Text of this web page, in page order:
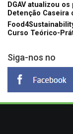
DGAV atualizou
Detenção Caseira
Curso Teórico-
Siga-nos no